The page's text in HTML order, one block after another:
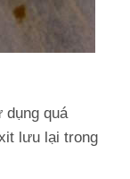
dụng quá
lưu lại trong